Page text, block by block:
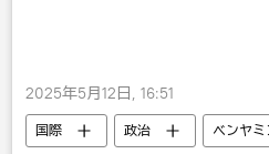
2025年5月12日, 16:51
国際 政治
ベンヤ